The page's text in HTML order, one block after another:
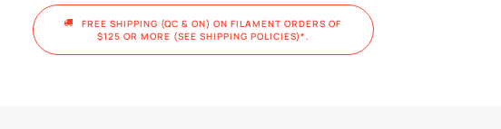
Lab
quantity
FREE SHIPPING (QC & ON) ON FILAMENT ORDERS OF
$125 OR MORE (SEE SHIPPING POLICIES)*.